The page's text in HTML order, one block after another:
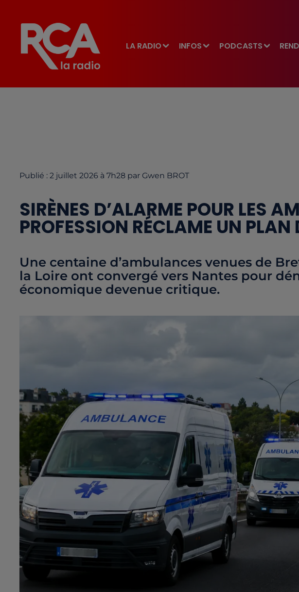
LA RADIO INFOS PODCASTS
Publié : 2 juillet 2026 à 7h28 par Gwen BROT
SIRÈNES D’ALARME POUR LES
PROFESSION RÉCLAME UN PLAN
Une centaine d’ambulances venues de
la Loire ont convergé vers Nantes pour
économique devenue critique.